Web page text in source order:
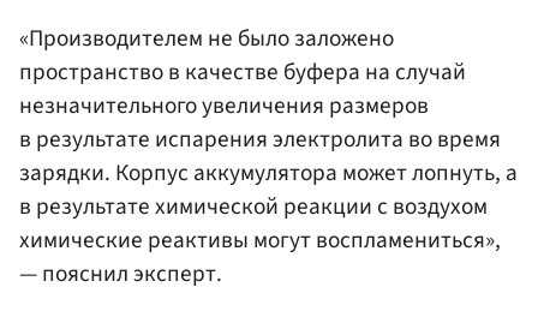
«Производителем не было заложено
пространство в качестве буфера на случай
незначительного увеличения размеров
в результате испарения электролита во время
зарядки. Корпус аккумулятора может лопнуть, а
в результате химической реакции с воздухом
химические реактивы могут воспламениться»,
— пояснил эксперт.